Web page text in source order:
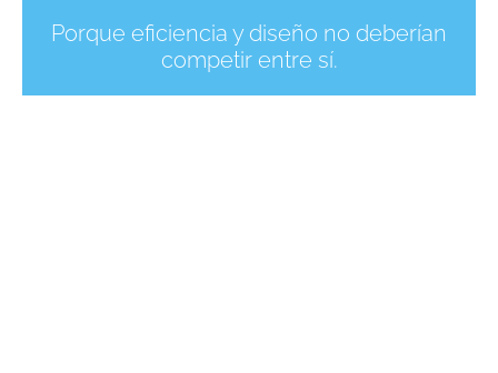
Porque eficiencia y diseño no deberían
competir entre sí.